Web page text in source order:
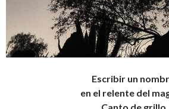
Escribir un
en el relente del